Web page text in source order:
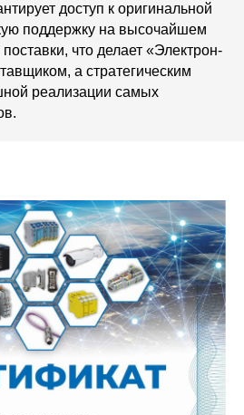
доступ к оригинальной
поддержку на высочайшем
что делает «Электрон-
а стратегическим
реализации самых